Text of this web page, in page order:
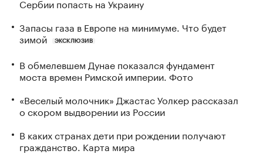
Сербии попасть на Украину
Запасы газа в Европе на минимуме. Что будет
зимой
ЭКСКЛЮЗИВ
В обмелевшем Дунае показался фундамент
моста времен Римской империи. Фото
«Веселый молочник» Джастас Уолкер рассказал
о скором выдворении из России
В каких странах дети при рождении получают
гражданство. Карта мира